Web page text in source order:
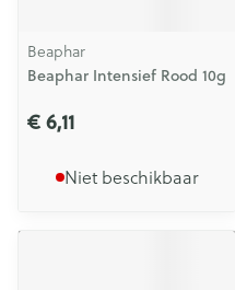
Beaphar
Beaphar Intensief Rood 10g
€ 6,11
Niet beschikbaar